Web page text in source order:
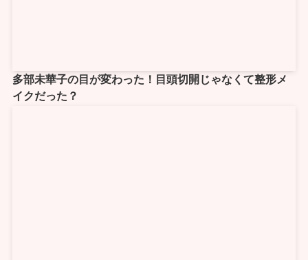
多部未華子の目が変わった！目頭切開じゃなくて整形メ
イクだった？